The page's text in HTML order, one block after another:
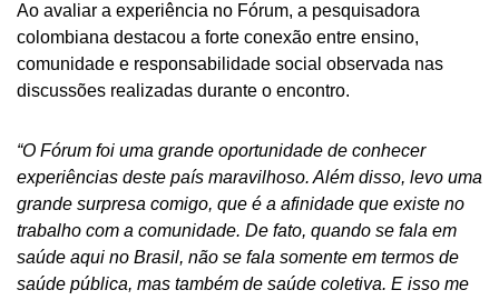
Ao avaliar a experiência no Fórum, a pesquisadora
colombiana destacou a forte conexão entre ensino,
comunidade e responsabilidade social observada nas
discussões realizadas durante o encontro.
“O Fórum foi uma grande oportunidade de conhecer
experiências deste país maravilhoso. Além disso, levo uma
grande surpresa comigo, que é a afinidade que existe no
trabalho com a comunidade. De fato, quando se fala em
saúde aqui no Brasil, não se fala somente em termos de
saúde pública, mas também de saúde coletiva. E isso me